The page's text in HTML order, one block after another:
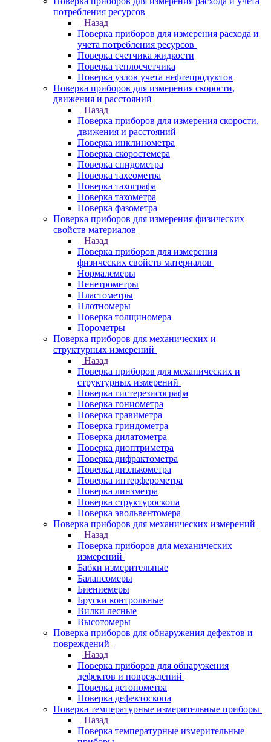
потребления ресурсов
Назад
Поверка приборов для измерения расхода и
учета потребления ресурсов
Поверка счетчика жидкости
Поверка теплосчетчика
Поверка узлов учета нефтепродуктов
Поверка приборов для измерения скорости,
движения и расстояний
Назад
Поверка приборов для измерения скорости,
движения и расстояний
Поверка инклинометра
Поверка скоростемера
Поверка спидометра
Поверка тахеометра
Поверка тахографа
Поверка тахометра
Поверка фазометра
Поверка приборов для измерения физических
свойств материалов
Назад
Поверка приборов для измерения
физических свойств материалов
Нормалемеры
Пенетрометры
Пластометры
Плотномеры
Поверка толщиномера
Порометры
Поверка приборов для механических и
структурных измерений
Назад
Поверка приборов для механических и
структурных измерений
Поверка гистерезисографа
Поверка гониометра
Поверка гравиметра
Поверка гриндометра
Поверка дилатометра
Поверка диоптриметра
Поверка дифрактометра
Поверка диэлькометра
Поверка интерферометра
Поверка линзметра
Поверка структуроскопа
Поверка эвольвентомера
Поверка приборов для механических измерений
Назад
Поверка приборов для механических
измерений
Бабки измерительные
Балансомеры
Биениемеры
Бруски контрольные
Вилки лесные
Высотомеры
Поверка приборов для обнаружения дефектов и
повреждений
Назад
Поверка приборов для обнаружения
дефектов и повреждений
Поверка детонометра
Поверка дефектоскопа
Поверка температурные измерительные приборы
Назад
Поверка температурные измерительные